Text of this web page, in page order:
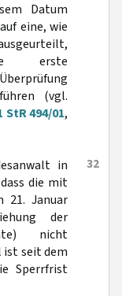
Datum
eine, wie
erste
(vgl.
StR 494/01,
32
in
die mit
21. Januar
der
nicht
ist seit dem
Sperrfrist